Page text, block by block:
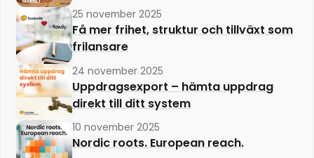
25 november 2025
Få mer frihet, struktur och tillväxt som
frilansare
24 november 2025
Uppdragsexport – hämta uppdrag
direkt till ditt system
10 november 2025
Nordic roots. European reach.